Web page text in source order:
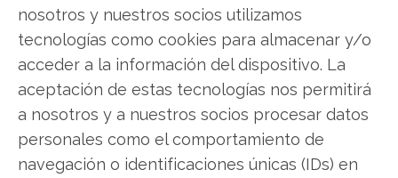
nosotros y nuestros socios utilizamos
tecnologías como cookies para almacenar y/o
acceder a la información del dispositivo. La
aceptación de estas tecnologías nos permitirá
a nosotros y a nuestros socios procesar datos
personales como el comportamiento de
navegación o identificaciones únicas (IDs) en
Palantir
Compartir este artículo
Twitter